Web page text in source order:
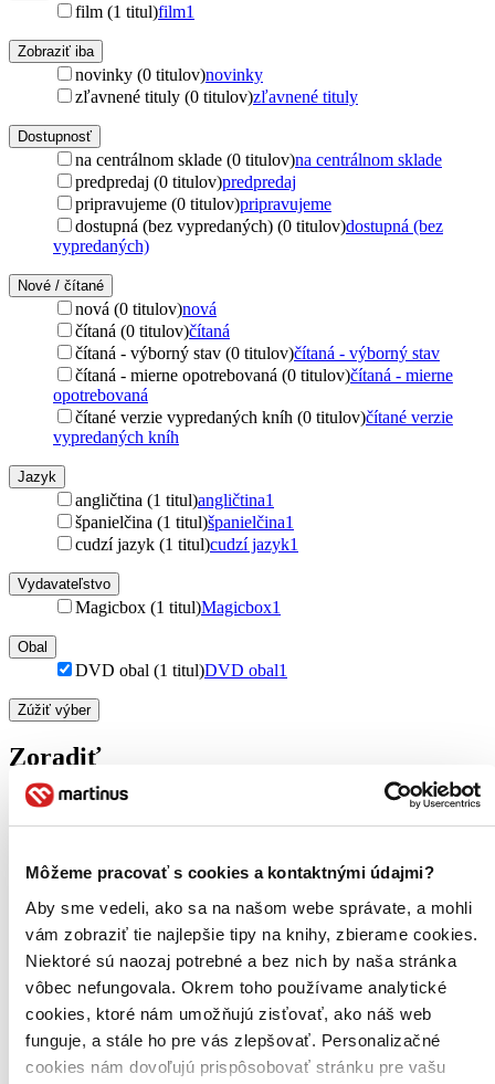
Môžeme pracovať s cookies a kontaktnými údajmi?
Aby sme vedeli, ako sa na našom webe správate, a mohli
vám zobraziť tie najlepšie tipy na knihy, zbierame cookies.
Niektoré sú naozaj potrebné a bez nich by naša stránka
vôbec nefungovala. Okrem toho používame analytické
cookies, ktoré nám umožňujú zisťovať, ako náš web
funguje, a stále ho pre vás zlepšovať. Personalizačné
cookies nám dovoľujú prispôsobovať stránku pre vašu
film (1 titul)film1
Zobraziť iba
novinky (0 titulov)novinky
zľavnené tituly (0 titulov)zľavnené tituly
Dostupnosť
na centrálnom sklade (0 titulov)na centrálnom sklade
predpredaj (0 titulov)predpredaj
pripravujeme (0 titulov)pripravujeme
dostupná (bez vypredaných) (0 titulov)dostupná (bez
vypredaných)
Nové / čítané
nová (0 titulov)nová
čítaná (0 titulov)čítaná
čítaná - výborný stav (0 titulov)čítaná - výborný stav
čítaná - mierne opotrebovaná (0 titulov)čítaná - mierne
opotrebovaná
čítané verzie vypredaných kníh (0 titulov)čítané verzie
vypredaných kníh
Jazyk
angličtina (1 titul)angličtina1
španielčina (1 titul)španielčina1
cudzí jazyk (1 titul)cudzí jazyk1
Vydavateľstvo
Magicbox (1 titul)Magicbox1
Obal
DVD obal (1 titul)DVD obal1
Zúžiť výber
Zoradiť
Bestsellery
Top hodnotené
Novinky
Najlacnejšie
Najvyššia zľava
Použité filtre
Zrušiť filtre
DVD obal